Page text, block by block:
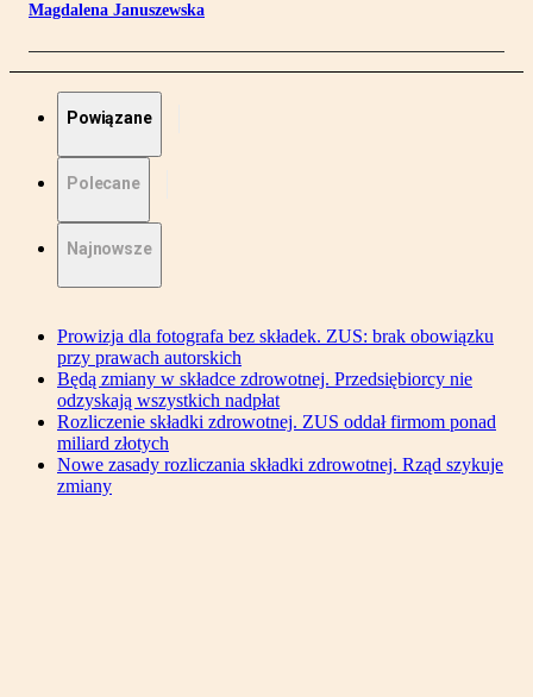
Magdalena Januszewska
Powiązane
Polecane
Najnowsze
Prowizja dla fotografa bez składek. ZUS: brak obowiązku
przy prawach autorskich
Będą zmiany w składce zdrowotnej. Przedsiębiorcy nie
odzyskają wszystkich nadpłat
Rozliczenie składki zdrowotnej. ZUS oddał firmom ponad
miliard złotych
Nowe zasady rozliczania składki zdrowotnej. Rząd szykuje
zmiany